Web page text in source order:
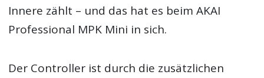
Innere zählt – und das hat es beim AKAI
Professional MPK Mini in sich.
Der Controller ist durch die zusätzlichen